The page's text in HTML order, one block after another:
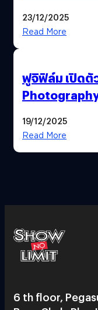
23/12/2025
Read More
ฟูจิฟิล์ม เปิดตั
19/12/2025
Read More
6 th floor,